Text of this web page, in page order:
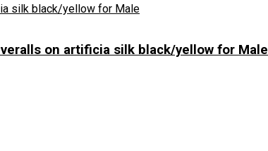
on artificia silk black/yellow for Male